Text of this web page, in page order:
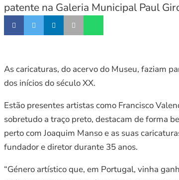
patente na Galeria Municipal Paul
As caricaturas, do acervo do Museu, faziam
dos inícios do século XX.
Estão presentes artistas como Francisco
sobretudo a traço preto, destacam de forma
perto com Joaquim Manso e as suas
fundador e diretor durante 35 anos.
“Género artístico que, em Portugal, vinha